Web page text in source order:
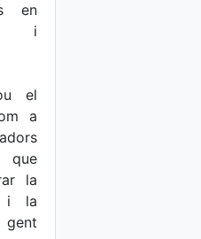
en
i
el
a
que
la
i la